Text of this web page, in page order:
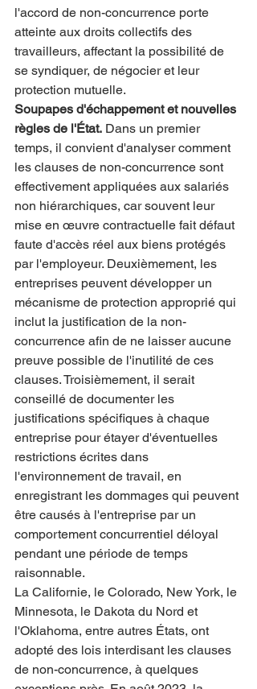
l'accord de non-concurrence porte
atteinte aux droits collectifs des
travailleurs, affectant la possibilité de
se syndiquer, de négocier et leur
protection mutuelle.
Soupapes d'échappement et nouvelles
règles de l'État. Dans un premier
temps, il convient d'analyser comment
les clauses de non-concurrence sont
effectivement appliquées aux salariés
non hiérarchiques, car souvent leur
mise en œuvre contractuelle fait défaut
faute d'accès réel aux biens protégés
par l'employeur. Deuxièmement, les
entreprises peuvent développer un
mécanisme de protection approprié qui
inclut la justification de la non-
concurrence afin de ne laisser aucune
preuve possible de l'inutilité de ces
clauses. Troisièmement, il serait
conseillé de documenter les
justifications spécifiques à chaque
entreprise pour étayer d'éventuelles
restrictions écrites dans
l'environnement de travail, en
enregistrant les dommages qui peuvent
être causés à l'entreprise par un
comportement concurrentiel déloyal
pendant une période de temps
raisonnable.
La Californie, le Colorado, New York, le
Minnesota, le Dakota du Nord et
l'Oklahoma, entre autres États, ont
adopté des lois interdisant les clauses
de non-concurrence, à quelques